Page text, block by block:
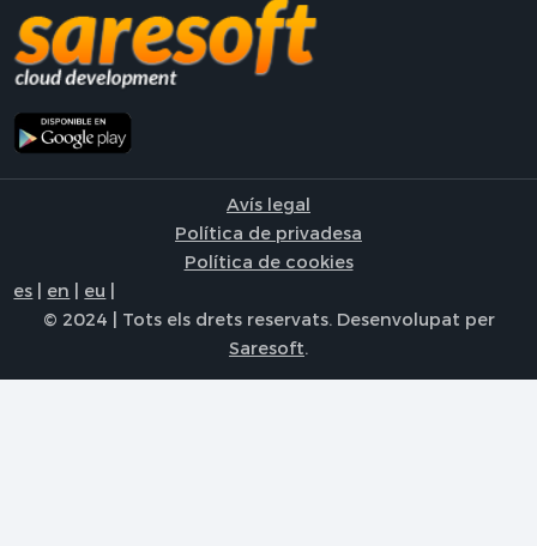
Avís legal
Política de privadesa
Política de cookies
es | en | eu |
© 2024 | Tots els drets reservats. Desenvolupat per
Saresoft.